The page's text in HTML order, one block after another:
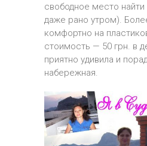
свободное место
даже рано утром).
комфортно на
стоимость — 50 грн. в
приятно удивила и
набережная.